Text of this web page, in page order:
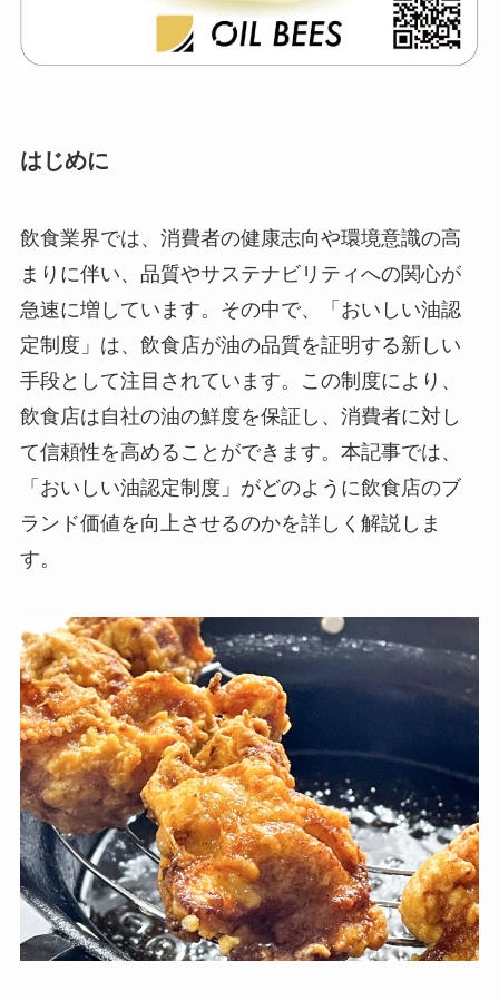
はじめに
飲食業界では、消費者の健康志向や環境意識の高
まりに伴い、品質やサステナビリティへの関心が
急速に増しています。その中で、「おいしい油認
定制度」は、飲食店が油の品質を証明する新しい
手段として注目されています。この制度により、
飲食店は自社の油の鮮度を保証し、消費者に対し
て信頼性を高めることができます。本記事では、
「おいしい油認定制度」がどのように飲食店のブ
ランド価値を向上させるのかを詳しく解説しま
す。